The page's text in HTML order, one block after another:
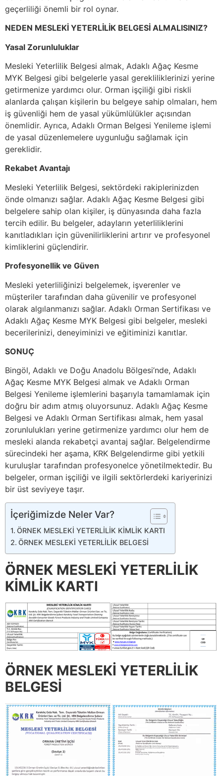
geçerliliği önemli bir rol oynar.
NEDEN MESLEKİ YETERLİLİK BELGESİ ALMALISINIZ?
Yasal Zorunluluklar
Mesleki Yeterlilik Belgesi almak, Adaklı Ağaç Kesme
MYK Belgesi gibi belgelerle yasal gerekliliklerinizi yerine
getirmenize yardımcı olur. Orman işçiliği gibi riskli
alanlarda çalışan kişilerin bu belgeye sahip olmaları, hem
iş güvenliği hem de yasal yükümlülükler açısından
önemlidir. Ayrıca, Adaklı Orman Belgesi Yenileme işlemi
de yasal düzenlemelere uygunluğu sağlamak için
gereklidir.
Rekabet Avantajı
Mesleki Yeterlilik Belgesi, sektördeki rakiplerinizden
önde olmanızı sağlar. Adaklı Ağaç Kesme Belgesi gibi
belgelere sahip olan kişiler, iş dünyasında daha fazla
tercih edilir. Bu belgeler, adayların yeterliliklerini
kanıtladıkları için güvenilirliklerini artırır ve profesyonel
kimliklerini güçlendirir.
Profesyonellik ve Güven
Mesleki yeterliliğinizi belgelemek, işverenler ve
müşteriler tarafından daha güvenilir ve profesyonel
olarak algılanmanızı sağlar. Adaklı Orman Sertifikası ve
Adaklı Ağaç Kesme MYK Belgesi gibi belgeler, mesleki
becerilerinizi, deneyiminizi ve eğitiminizi kanıtlar.
SONUÇ
Bingöl, Adaklı ve Doğu Anadolu Bölgesi’nde, Adaklı
Ağaç Kesme MYK Belgesi almak ve Adaklı Orman
Belgesi Yenileme işlemlerini başarıyla tamamlamak için
doğru bir adım atmış oluyorsunuz. Adaklı Ağaç Kesme
Belgesi ve Adaklı Orman Sertifikası almak, hem yasal
zorunlulukları yerine getirmenize yardımcı olur hem de
mesleki alanda rekabetçi avantaj sağlar. Belgelendirme
sürecindeki her aşama, KRK Belgelendirme gibi yetkili
kuruluşlar tarafından profesyonelce yönetilmektedir. Bu
belgeler, orman işçiliği ve ilgili sektörlerdeki kariyerinizi
bir üst seviyeye taşır.
İçeriğimizde Neler Var?
ÖRNEK MESLEKİ YETERLİLİK KİMLİK KARTI
ÖRNEK MESLEKİ YETERLİLİK BELGESİ
ÖRNEK MESLEKİ YETERLİLİK
KİMLİK KARTI
ÖRNEK MESLEKİ YETERLİLİK
BELGESİ